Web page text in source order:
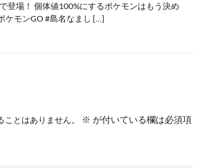
登場！ 個体値100%にするポケモンはもう決め
ケモンGO #島名なまし […]
とはありません。 ※ が付いている欄は必須項